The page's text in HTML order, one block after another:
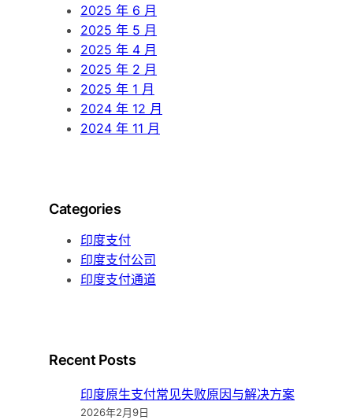
2025 年 6 月
2025 年 5 月
2025 年 4 月
2025 年 2 月
2025 年 1 月
2024 年 12 月
2024 年 11 月
Categories
印度支付
印度支付公司
印度支付通道
Recent Posts
印度原生支付常见失败原因与解决方案
2026年2月9日